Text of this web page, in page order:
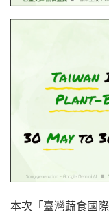
本次「臺灣蔬食國